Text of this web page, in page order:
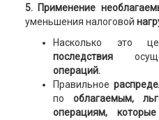
5. Применение
уменьшения налоговой
Насколько это
последствия
операций.
Правильное
по облагаемым,
операциям,